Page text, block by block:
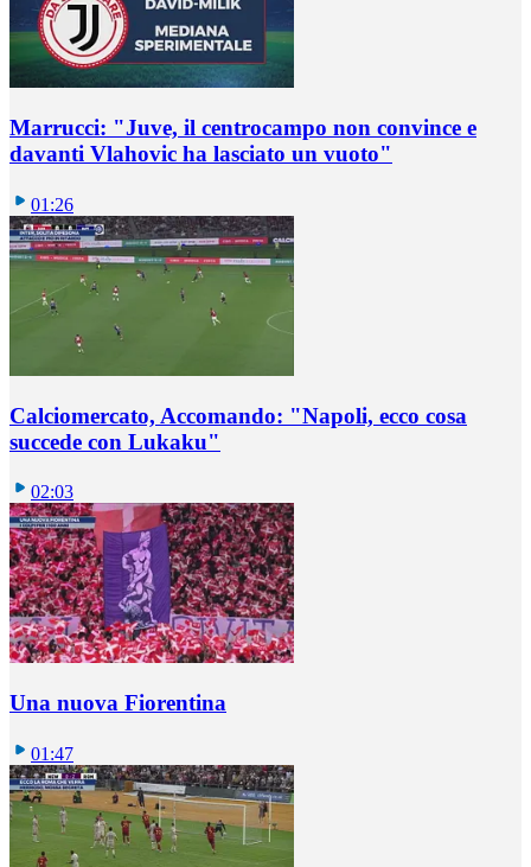
Marrucci: "Juve, il centrocampo non convince e
davanti Vlahovic ha lasciato un vuoto"
01:26
Calciomercato, Accomando: "Napoli, ecco cosa
succede con Lukaku"
02:03
Una nuova Fiorentina
01:47